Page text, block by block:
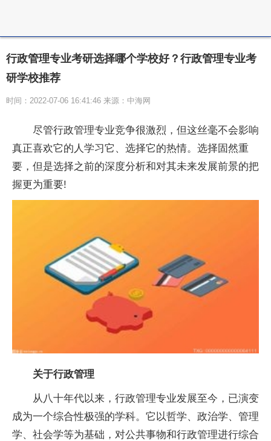
行政管理专业考研选择哪个学校好？行政管理专业考
研学校推荐
时间：2022-07-06 16:41:46 来源：中海网
尽管行政管理专业竞争很激烈，但这丝毫不会影响
真正喜欢它的人学习它、选择它的热情。选择固然重
要，但是选择之前的深度分析和对其未来发展前景的把
握更为重要!
关于行政管理
从八十年代以来，行政管理专业发展至今，已演变
成为一个综合性极强的学科。它以哲学、政治学、管理
学、社会学等为基础，对公共事物和行政管理进行综合